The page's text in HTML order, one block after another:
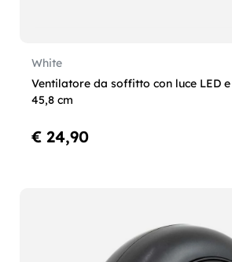
White
Ventilatore da soffitto con luce LED
45,8 cm
€ 24,90